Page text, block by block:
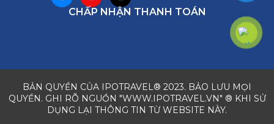
CHẤP NHẬN THANH TOÁN
BẢN QUYỀN CỦA IPOTRAVEL® 2023. BẢO LƯU MỌI
QUYỀN. GHI RÕ NGUỒN "WWW.IPOTRAVEL.VN" ® KHI SỬ
DỤNG LẠI THÔNG TIN TỪ WEBSITE NÀY.